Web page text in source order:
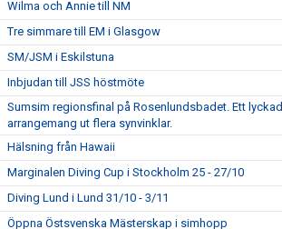
Wilma och Annie till NM
Tre simmare till EM i Glasgow
SM/JSM i Eskilstuna
Inbjudan till JSS höstmöte
Sumsim regionsfinal på Rosenlundsbadet. Ett lyckad
arrangemang ut flera synvinklar.
Hälsning från Hawaii
Marginalen Diving Cup i Stockholm 25 - 27/10
Diving Lund i Lund 31/10 - 3/11
Öppna Östsvenska Mästerskap i simhopp